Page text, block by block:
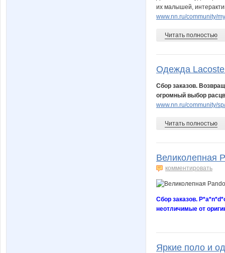
их малышей,
www.nn.ru/community/
Читать полностью
Одежда
Сбор заказов.
огромный выбор
www.nn.ru/community/
Читать полностью
Великолепная
комментировать
Сбор заказов.
неотличимые от
Яркие поло и